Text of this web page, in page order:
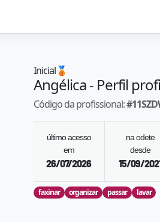
Inicial🥉
Angélica- Perfil
Código da profissional:#
último acesso
em
26/07/2026
na odete
desde
15/09/
faxinar organizar passar lavar